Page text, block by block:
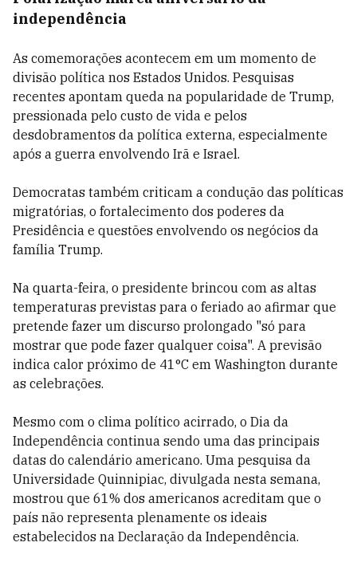
independência
As comemorações acontecem em um momento de
divisão política nos Estados Unidos. Pesquisas
recentes apontam queda na popularidade de Trump,
pressionada pelo custo de vida e pelos
desdobramentos da política externa, especialmente
após a guerra envolvendo Irã e Israel.
Democratas também criticam a condução das políticas
migratórias, o fortalecimento dos poderes da
Presidência e questões envolvendo os negócios da
família Trump.
Na quarta-feira, o presidente brincou com as altas
temperaturas previstas para o feriado ao afirmar que
pretende fazer um discurso prolongado "só para
mostrar que pode fazer qualquer coisa". A previsão
indica calor próximo de 41°C em Washington durante
as celebrações.
Mesmo com o clima político acirrado, o Dia da
Independência continua sendo uma das principais
datas do calendário americano. Uma pesquisa da
Universidade Quinnipiac, divulgada nesta semana,
mostrou que 61% dos americanos acreditam que o
país não representa plenamente os ideais
estabelecidos na Declaração da Independência.